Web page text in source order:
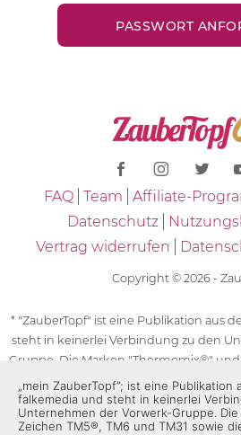
FAQ Team Affiliate-
Datenschutz
Vertrag widerrufen
Copyright © 2026 -
* "ZauberTopf" ist eine Publikation aus
steht in keinerlei Verbindung zu den
Gruppe. Die Marken "Thermomix®"
des "Thermomix®" sind eingetragene
der Vorwerk-Gruppe. Die Marken
TM6 und TM31 sowie die
„mein ZauberTopf”; ist eine Publikation
falkemedia und steht in keinerlei
Unternehmen der Vorwerk-Gruppe.
Zeichen TM5®, TM6 und TM31 sowie